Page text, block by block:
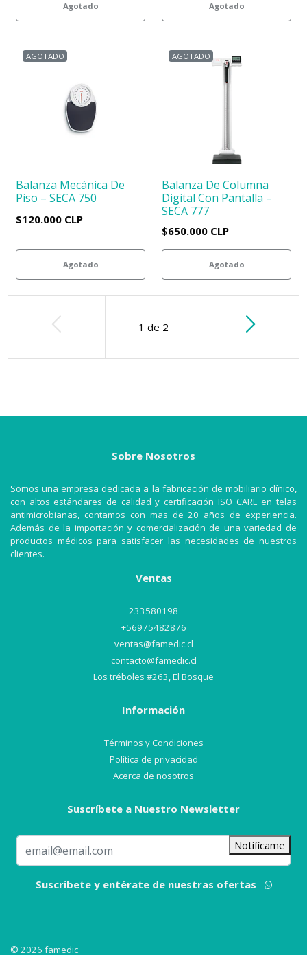
Agotado Agotado
AGOTADO
Balanza Mecánica De
Piso – SECA 750
$120.000 CLP
Agotado
AGOTADO
Balanza De Columna
Digital Con Pantalla –
SECA 777
$650.000 CLP
Agotado
1 de 2
Sobre Nosotros
Somos una empresa dedicada a la fabricación de mobiliario clínico,
con altos estándares de calidad y certificación ISO CARE en telas
antimicrobianas, contamos con mas de 20 años de experiencia.
Además de la importación y comercialización de una variedad de
productos médicos para satisfacer las necesidades de nuestros
clientes.
Ventas
233580198
+56975482876
ventas@famedic.cl
contacto@famedic.cl
Los tréboles #263, El Bosque
Información
Términos y Condiciones
Política de privacidad
Acerca de nosotros
Suscríbete a Nuestro Newsletter
Notifícame
Suscríbete y entérate de nuestras ofertas
© 2026 famedic.